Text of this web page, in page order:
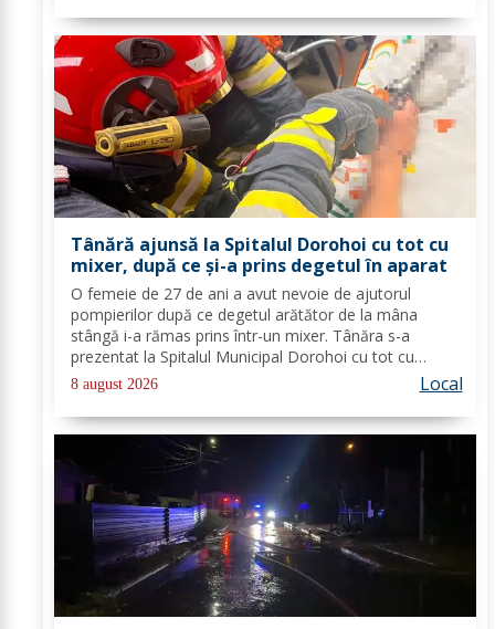
Tânără ajunsă la Spitalul Dorohoi cu tot cu
mixer, după ce și-a prins degetul în aparat
O femeie de 27 de ani a avut nevoie de ajutorul
pompierilor după ce degetul arătător de la mâna
stângă i-a rămas prins într-un mixer. Tânăra s-a
prezentat la Spitalul Municipal Dorohoi cu tot cu
aparatul electrocasnic, iar medicii au solicitat
intervenția salvatorilor. Pompierii din cadrul...
8 august 2026 Local